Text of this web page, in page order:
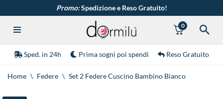
Vai
contenuto
Promo:Spedizione e Reso Gratuito!
0
Sped. in 24h Prima sogni poi spendi Reso Gratuito
Home \ Federe \ Set 2 Federe Cuscino Bambino Bianco